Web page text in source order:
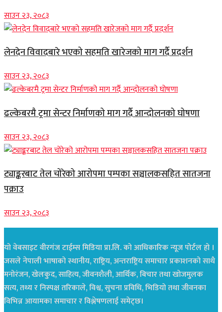
साउन २३, २०८३
लेनदेन विवादबारे भएको सहमति खारेजको माग गर्दै प्रदर्शन
साउन २३, २०८३
ढल्केबरमै ट्रमा सेन्टर निर्माणको माग गर्दै आन्दोलनको घोषणा
साउन २३, २०८३
ट्याङ्करबाट तेल चोरेको आरोपमा पम्पका सञ्चालकसहित सातजना
पक्राउ
साउन २३, २०८३
यो वेबसाइट वीरगंज टाईम्स मिडिया प्रा.लि. को आधिकारिक न्यूज पोर्टल हो ।
जसले नेपाली भाषाको स्थानीय, राष्ट्रिय, अन्तराष्ट्रिय समाचार प्रकाशनको साथै
मनोरंजन, खेलकुद, साहित्य, जीवनशैली, आर्थिक, बिचार तथा खोजमुलक
सत्य, तथ्य र निस्पक्ष तरिकाले, विश्व, सुचना प्रविधि, भिडियो तथा जीवनका
विभिन्न आयामका समाचार र विश्लेषणलाई समेट्छ।